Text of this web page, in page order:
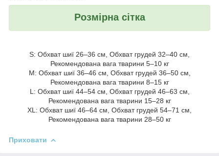
Розмірна сітка
S: Обхват шиї 26–36 см, Обхват грудей 32–40 см,
Рекомендована вага тварини 5–10 кг
M: Обхват шиї 36–46 см, Обхват грудей 36–50 см,
Рекомендована вага тварини 8–15 кг
L: Обхват шиї 44–54 см, Обхват грудей 46–63 см,
Рекомендована вага тварини 15–28 кг
XL: Обхват шиї 46–64 см, Обхват грудей 54–71 см,
Рекомендована вага тварини 28–50 кг
Приховати